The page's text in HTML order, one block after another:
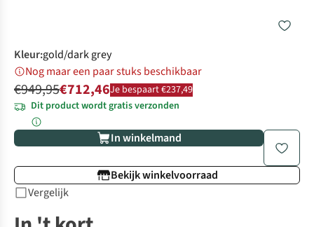
Kleur:gold/dark grey
Nog maar een paar stuks beschikbaar
€949,95€712,46Je bespaart €237,49
Dit product wordt gratis verzonden
In winkelmand
Bekijk winkelvoorraad
Vergelijk